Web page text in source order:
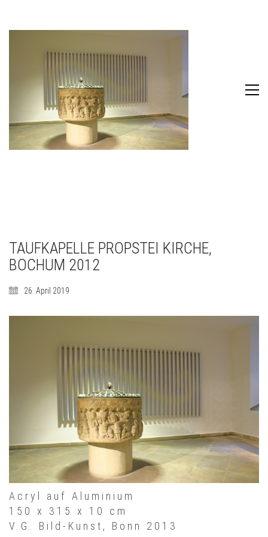
TAUFKAPELLE PROPSTEI KIRCHE,
BOCHUM 2012
26. April 2019
Acryl auf Aluminium
150 x 315 x 10 cm
V.G. Bild-Kunst, Bonn 2013